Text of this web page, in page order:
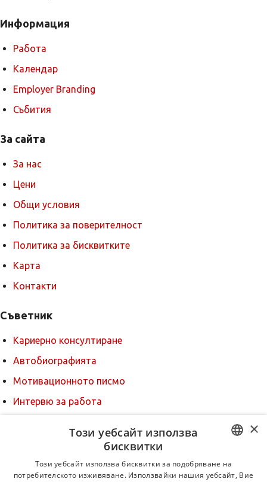
Информация
Работа
Календар
Employer Branding
Събития
За сайта
За нас
Цени
Общи условия
Политика за поверителност
Политика за бисквитките
Карта
Контакти
Съветник
Кариерно консултиране
Автобиографията
Мотивационното писмо
Интервю за работа
За новодошли
BULGARIAN
×
Този уебсайт използва
бисквитки
Този уебсайт използва бисквитки за подобряване на
потребителското изживяване. Използвайки нашия уебсайт, Вие